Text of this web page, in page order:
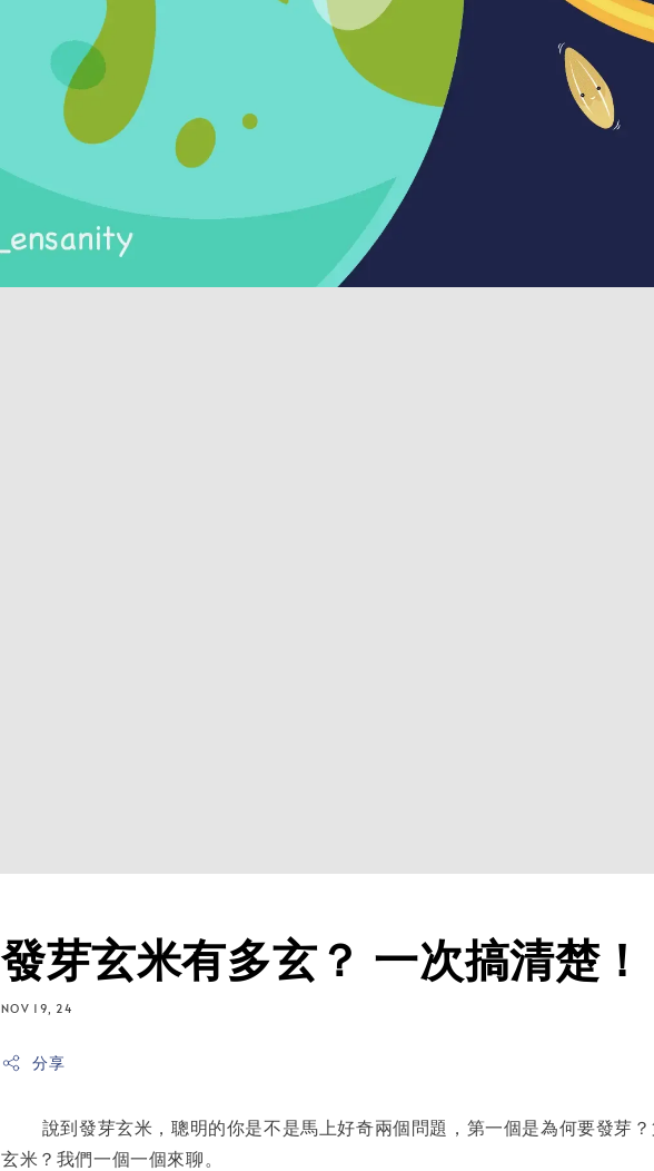
發芽玄米有多玄？ 一次搞清楚！
NOV 19, 24
分享
說到發芽玄米，聰明的你是不是馬上好奇兩個問題，第一個是為何要發芽？
玄米？我們一個一個來聊。